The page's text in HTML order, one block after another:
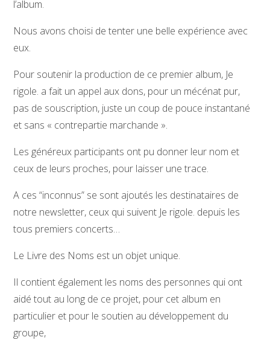
l’album.
Nous avons choisi de tenter une belle expérience avec
eux.
Pour soutenir la production de ce premier album, Je
rigole. a fait un appel aux dons, pour un mécénat pur,
pas de souscription, juste un coup de pouce instantané
et sans « contrepartie marchande ».
Les généreux participants ont pu donner leur nom et
ceux de leurs proches, pour laisser une trace.
A ces “inconnus” se sont ajoutés les destinataires de
notre newsletter, ceux qui suivent Je rigole. depuis les
tous premiers concerts…
Le Livre des Noms est un objet unique.
Il contient également les noms des personnes qui ont
aidé tout au long de ce projet, pour cet album en
particulier et pour le soutien au développement du
groupe,